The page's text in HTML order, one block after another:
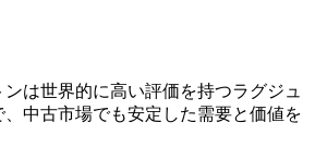
は世界的に高い評価を持つラグジュ
中古市場でも安定した需要と価値を